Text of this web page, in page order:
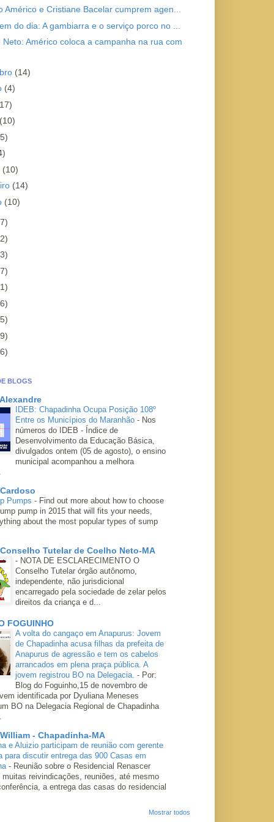
Américo e Cristiane Bacelar cumprem agen...
do dia: A gambiarra e o serviço porco no ...
Neto: Américo coloca a campanha na rua com
(14)
(4)
(10)
(14)
(10)
BLOGS
IDEB: Chapadinha Ocupa Posição 108º
Entre os Municípios do Maranhão - Nos
números do IDEB - Índice de
Desenvolvimento da Educação Básica,
divulgados ontem (05 de agosto), o ensino
municipal acompanhou a melhora
Pumps - Find out more about how to choose
pump in 2015 that will fits your needs,
about the most popular types of sump
Tutelar de Coelho Neto-MA
- NOTA DE ESCLARECIMENTO O
Conselho Tutelar órgão autônomo,
independente, não jurisdicional
encarregado pela sociedade de zelar pelos
direitos da criança e d...
FOGUINHO
A volta do cangaço em Anapurus: Jovem
de Chapadinha acusa filhas da prefeita de
Anapurus de agressão e tem os cabelos
arrancados em plena praça pública. A
jovem registrou BO na Delegacia. - Por:
Blog do Foguinho,15 de novembro de
identificada por Dyuliana Meneses
BO na Delegacia Regional de Chapadinha
- Chapadinha-MA
e Aluizio participam de reunião com gerente
para discutir entrega das 900 Casas em
- Reunião sobre o Residencial Renascer
muitas reivindicações, reuniões, até mesmo
a entrega das casas do residencial
Mostrar todos